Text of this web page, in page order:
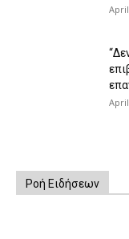
April
Ροή Ειδήσεων